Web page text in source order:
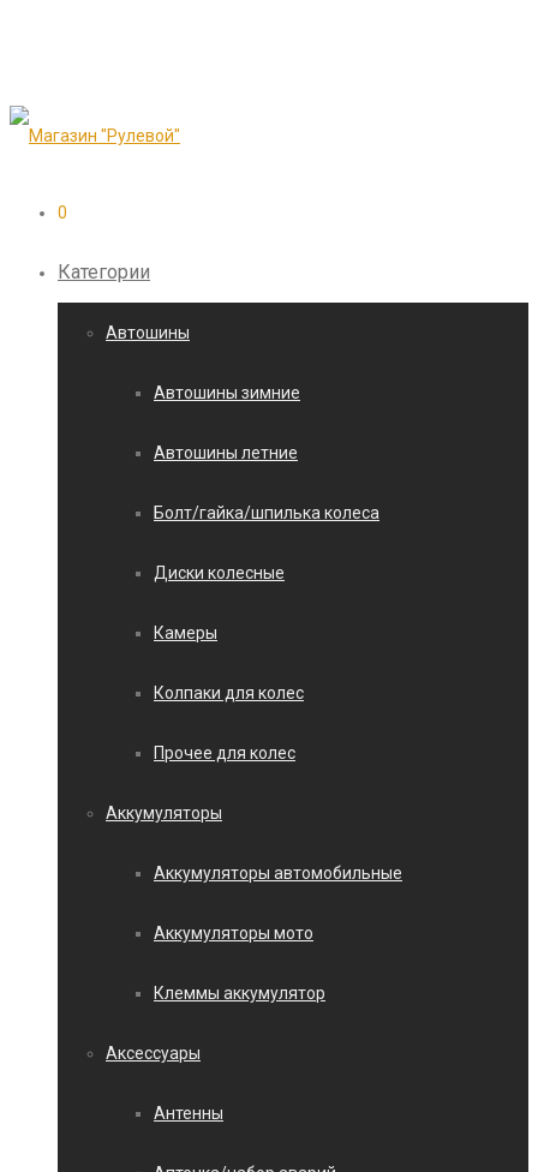
0
Категории
Автошины
Автошины зимние
Автошины летние
Болт/гайка/шпилька колеса
Диски колесные
Камеры
Колпаки для колес
Прочее для колес
Аккумуляторы
Аккумуляторы автомобильные
Аккумуляторы мото
Клеммы аккумулятор
Аксессуары
Антенны